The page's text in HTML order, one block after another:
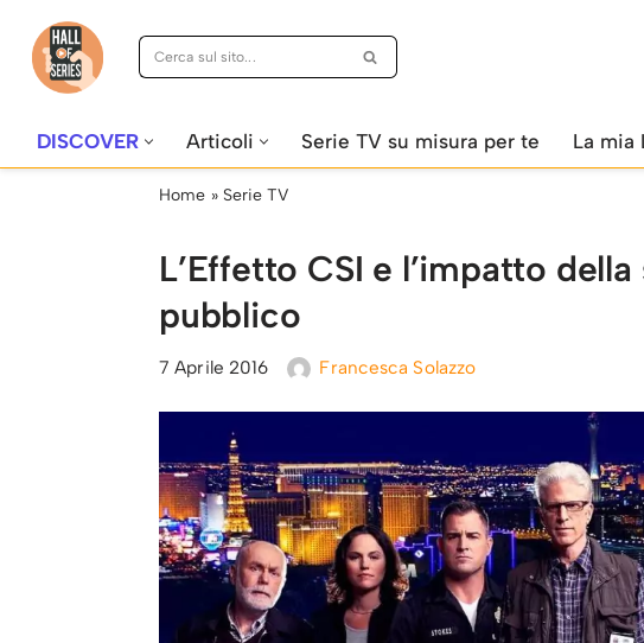
Vai
DISCOVER Articoli Serie TV su misura per te La mia
Home » Serie TV
L’Effetto CSI e l’impatto
pubblico
7 Aprile 2016 Francesca Solazzo